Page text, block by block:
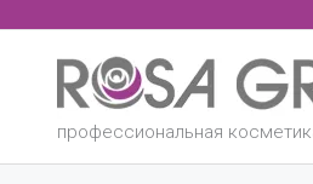
содержимому
профессиональная